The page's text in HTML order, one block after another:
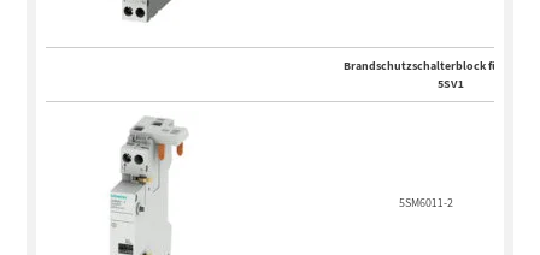
Brandschutzschalterblock für
5SV1
5SM6011-2